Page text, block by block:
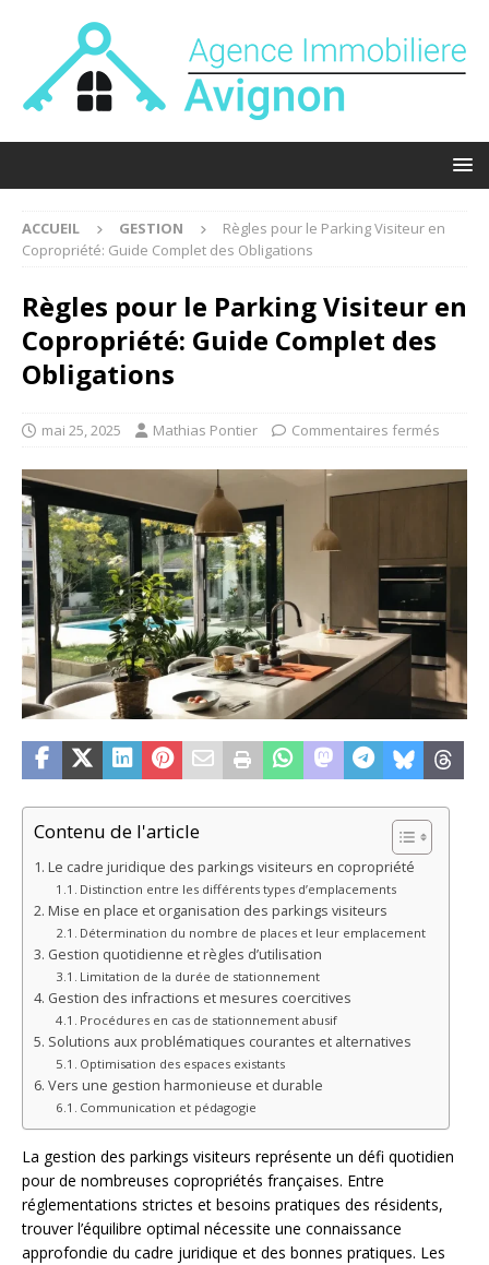
ACCUEIL GESTION
Règles pour le Parking Visiteur en
Copropriété: Guide Complet des Obligations
Règles pour le Parking Visiteur en
Copropriété: Guide Complet des
Obligations
mai 25, 2025 Mathias Pontier Commentaires fermés
Contenu de l'article
Le cadre juridique des parkings visiteurs en copropriété
Distinction entre les différents types d’emplacements
Mise en place et organisation des parkings visiteurs
Détermination du nombre de places et leur emplacement
Gestion quotidienne et règles d’utilisation
Limitation de la durée de stationnement
Gestion des infractions et mesures coercitives
Procédures en cas de stationnement abusif
Solutions aux problématiques courantes et alternatives
Optimisation des espaces existants
Vers une gestion harmonieuse et durable
Communication et pédagogie
La gestion des parkings visiteurs représente un défi quotidien
pour de nombreuses copropriétés françaises. Entre
réglementations strictes et besoins pratiques des résidents,
trouver l’équilibre optimal nécessite une connaissance
approfondie du cadre juridique et des bonnes pratiques. Les